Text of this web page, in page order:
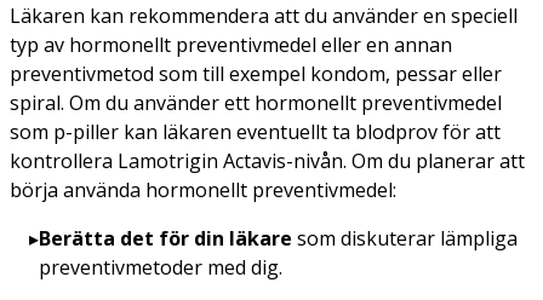
Läkaren kan rekommendera att du använder en speciell
typ av hormonellt preventivmedel eller en annan
preventivmetod som till exempel kondom, pessar eller
spiral. Om du använder ett hormonellt preventivmedel
som p-piller kan läkaren eventuellt ta blodprov för att
kontrollera Lamotrigin Actavis-nivån. Om du planerar att
börja använda hormonellt preventivmedel:
Berätta det för din läkare som diskuterar lämpliga
preventivmetoder med dig.